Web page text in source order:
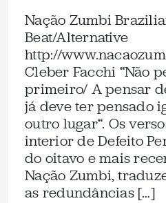
Nação Zumbi
Beat/Alternative
http://
Cleber Facchi “Não
primeiro/ A pensar
já deve ter pensado
outro lugar“. Os
interior de Defeito
do oitavo e mais
Nação Zumbi,
as redundâncias […]